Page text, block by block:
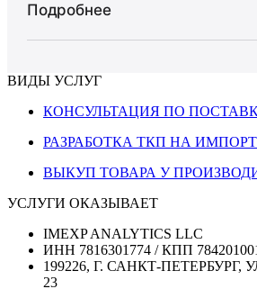
Подробнее
ВИДЫ УСЛУГ
КОНСУЛЬТАЦИЯ ПО
РАЗРАБОТКА ТКП НА
ВЫКУП ТОВАРА У
УСЛУГИ ОКАЗЫВАЕТ
IMEXP ANALYTICS LLC
ИНН 7816301774 / КПП
199226, Г. САНКТ-
23